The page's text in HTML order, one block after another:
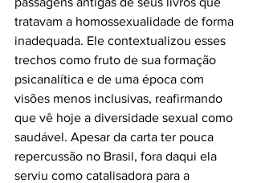
tratavam a homossexualidade de forma
inadequada. Ele contextualizou esses
trechos como fruto de sua formação
psicanalítica e de uma época com
visões menos inclusivas, reafirmando
que vê hoje a diversidade sexual como
saudável. Apesar da carta ter pouca
repercussão no Brasil, fora daqui ela
serviu como catalisadora para a